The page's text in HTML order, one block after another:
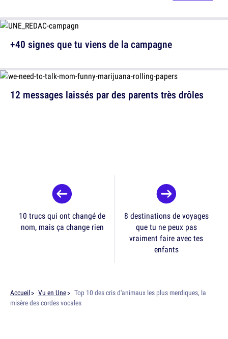
12 messages laissés par des parents très drôles
+40 signes que tu viens de la campagne
10 trucs qui ont changé de
nom, mais ça change rien
8 destinations de voyages
que tu ne peux pas
vraiment faire avec tes
enfants
Accueil Vu en Une
Top 10 des cris d'animaux les plus merdiques, la
misère des cordes vocales